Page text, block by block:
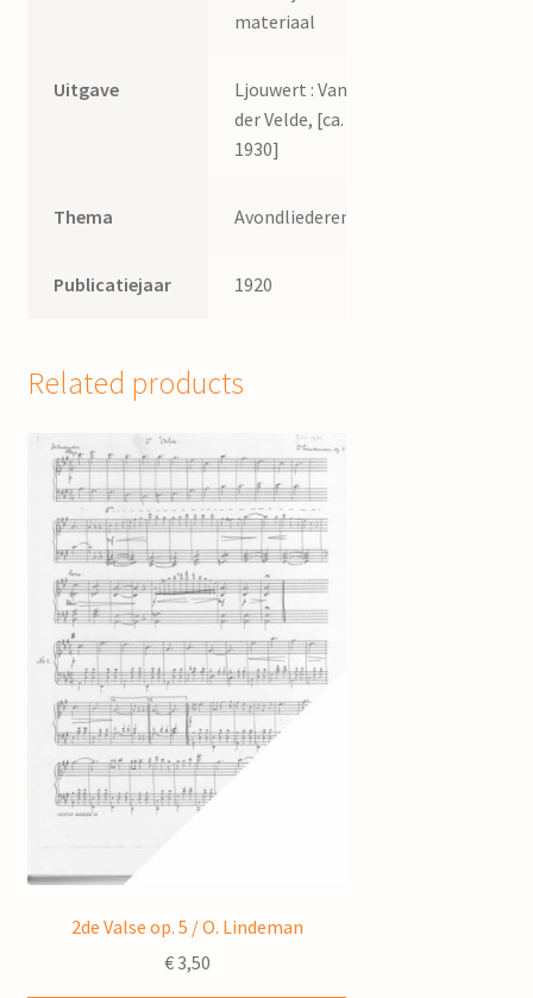
materiaal
Uitgave
Ljouwert : Van
der Velde, [ca.
1930]
Thema Avondliederen
Publicatiejaar 1920
Related products
2de Valse op. 5 / O. Lindeman
€3,50